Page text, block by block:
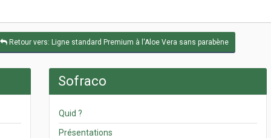
Retour vers: Ligne standard Premium à l'Aloe Vera sans parabène
Sofraco
Quid ?
Présentations